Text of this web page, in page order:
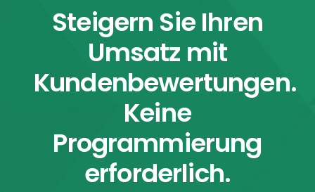
Steigern Sie Ihren
Umsatz mit
Kundenbewertungen.
Keine
Programmierung
erforderlich.